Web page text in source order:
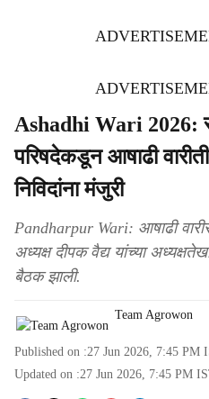
Ashadhi Wari 2026:
परिषदेकडून आषाढी
निविदांना मंजुरी
Pandharpur Wari: आषाढी
अध्यक्ष दीपक वैद्य यांच्या
बैठक झाली.
Team Agrowon
Published on :27 Jun 2026, 7:45 PM
Updated on :27 Jun 2026, 7:45 PM